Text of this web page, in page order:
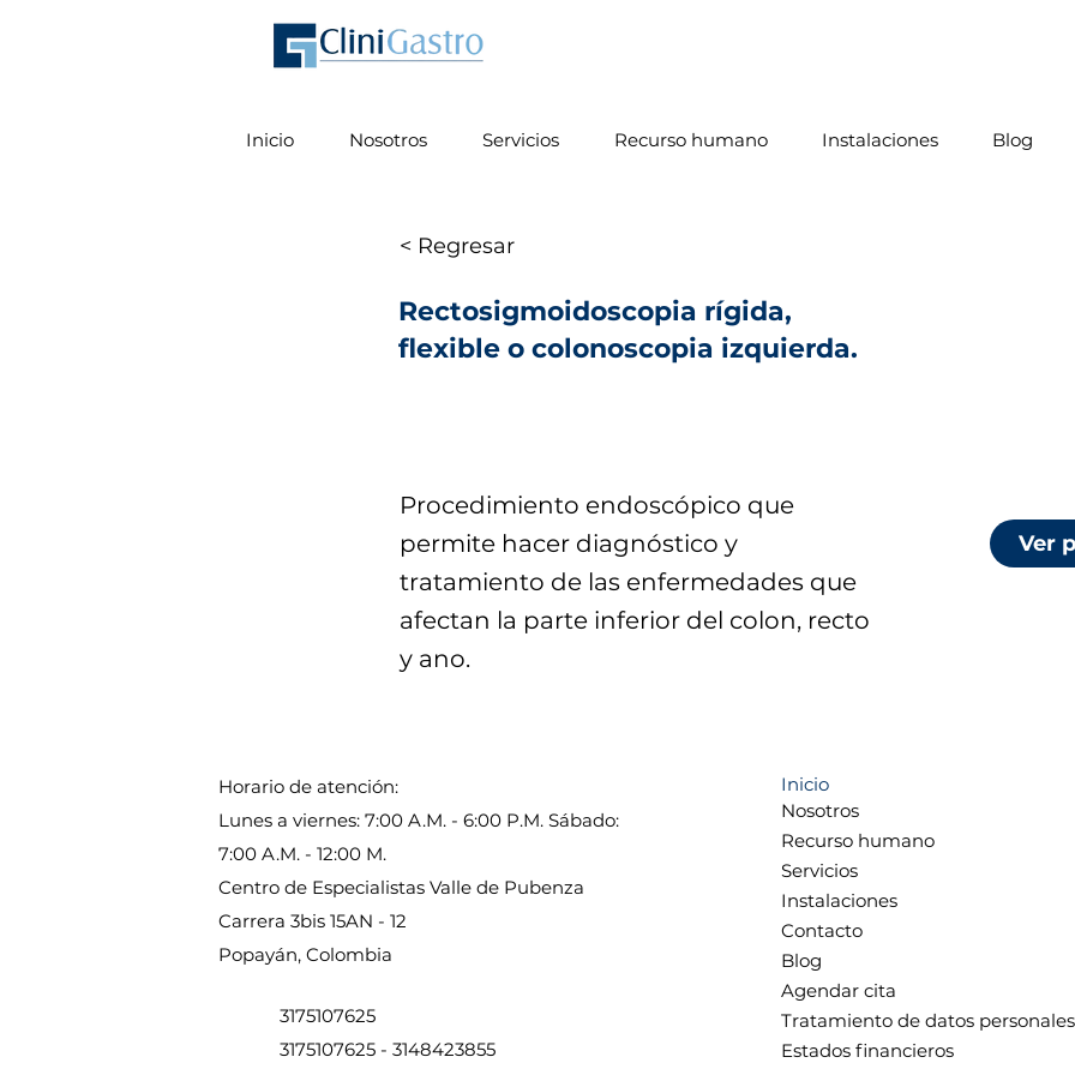
Inicio Nosotros Servicios Recurso humano Instalaciones Blog
< Regresar
Rectosigmoidoscopia rígida,
flexible o colonoscopia izquierda.
Procedimiento endoscópico que
permite hacer diagnóstico y
tratamiento de las enfermedades que
afectan la parte inferior del colon, recto
y ano.
Ver
Horario de atención:
Lunes a viernes: 7:00 A.M. - 6:00 P.M. Sábado:
7:00 A.M. - 12:00 M.
Centro de Especialistas Valle de Pubenza
Carrera 3bis 15AN - 12
Popayán, Colombia
3175107625
3175107625 - 3148423855
Inicio
Nosotros
Recurso humano
Servicios
Instalaciones
Contacto
Blog
Agendar cita
Tratamiento de datos personales
Estados financieros